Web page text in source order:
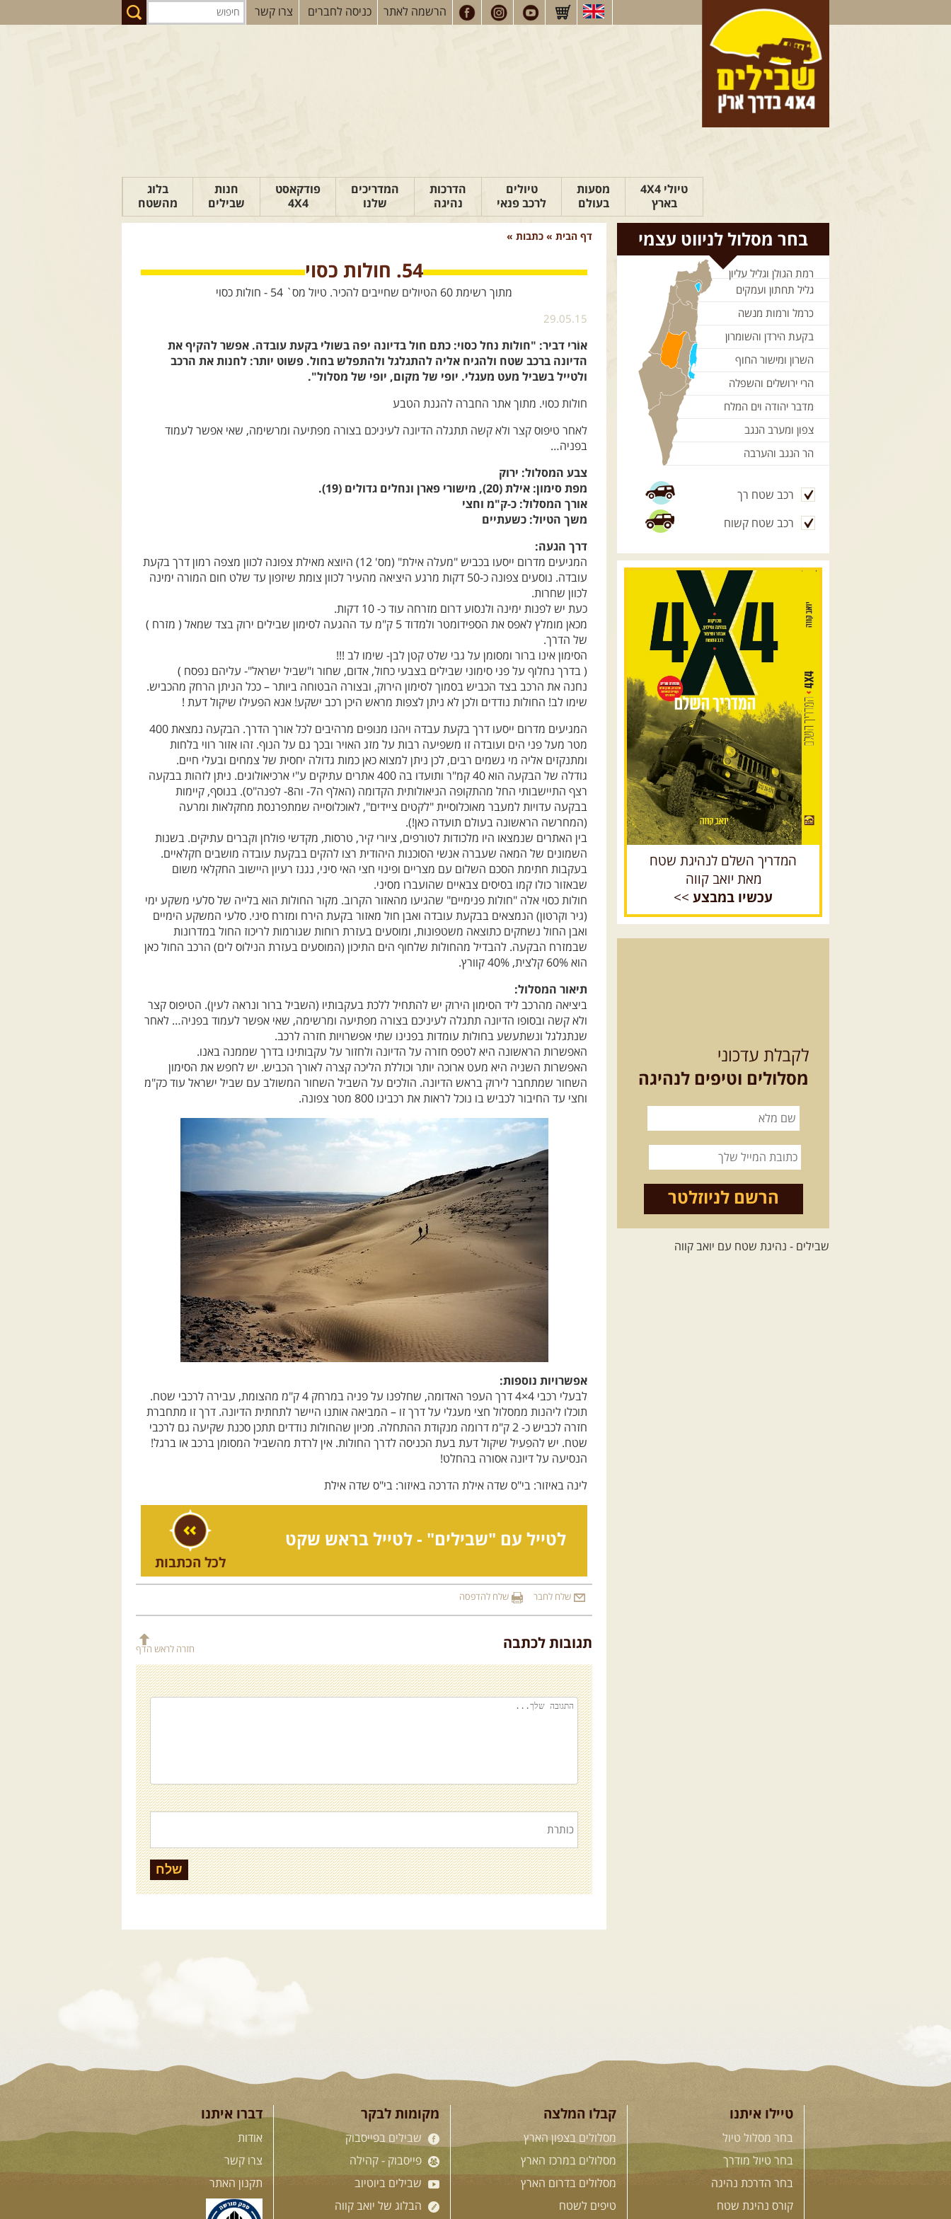
הרשמה לאתר כניסה לחברים צרו קשר
טיולי 4X4
בארץ
מסעות
בעולם
טיולים
לרכב פנאי
הדרכות
נהיגה
המדריכים
שלנו
פודקאסט
4X4
חנות
שבילים
בלוג
מהשטח
טיפים לנהיגה
דף הבית » כתבות »
54. חולות כסוי
מתוך רשימת 60 הטיולים שחייבים להכיר. טיול מס` 54 - חולות כסוי
29.05.15
אוֹרי דביר: "חולות נחל כסוי: כתם חול בדיונה יפה בשולי בקעת עובדה. אפשר להקיף את
הדיונה ברכב שטח ולהגיח אליה להתגלגל ולהתפלש בחול. פשוט יותר: לחנות את הרכב
ולטייל בשביל מעט מעגלי. יופי של מקום, יופי של מסלול".
חולות כסוי. מתוך אתר החברה להגנת הטבע
לאחר טיפוס קצר ולא קשה תתגלה הדיונה לעיניכם בצורה מפתיעה ומרשימה, שאי אפשר לעמוד
בפניה…
צבע המסלול: ירוק
מפת סימון: אילת (20), מישורי פארן ונחלים גדולים (19).
אורך המסלול: כ-ק"מ וחצי
משך הטיול: כשעתיים
דרך הגעה:
המגיעים מדרום ייסעו בכביש "מעלה אילת" (מס' 12) היוצא מאילת צפונה לכוון מצפה רמון דרך בקעת
עובדה. נוסעים צפונה כ-50 דקות מרגע היציאה מהעיר לכוון צומת שיזפון עד שלט חום המורה ימינה
לכוון שחרות.
כעת יש לפנות ימינה ולנסוע דרום מזרחה עוד כ- 10 דקות.
מכאן מומלץ לאפס את הספידומטר ולמדוד 5 ק"מ עד ההגעה לסימון שבילים ירוק בצד שמאל ( מזרח )
של הדרך.
הסימון אינו ברור ומסומן על גבי שלט קטן לבן- שימו לב !!!
( בדרך נחלוף על פני סימוני שבילים בצבעי כחול, אדום, שחור ו"שביל ישראל"- עליהם נפסח )
נחנה את הרכב בצד הכביש בסמוך לסימון הירוק, ובצורה הבטוחה ביותר – ככל הניתן הרחק מהכביש.
שימו לב! החולות נודדים ולכן לא ניתן לצפות מראש היכן רכב ישקע! אנא הפעילו שיקול דעת !
המגיעים מדרום ייסעו דרך בקעת עבדה ויהנו מנופים מרהיבים לכל אורך הדרך. הבקעה נמצאת 400
מטר מעל פני הים ועובדה זו משפיעה רבות על מזג האויר ובכך גם על הנוף. זהו אזור רווי בלחות
ומתנקזים אליה מי גשמים רבים, לכן ניתן למצוא כאן כמות גדולה יחסית של צמחים ובעלי חיים.
גודלה של הבקעה הוא 40 קמ"ר ותועדו בה 400 אתרים עתיקים ע"י ארכיאולוגים. ניתן לזהות בבקעה
רצף התיישבותי החל מהתקופה הניאולותית הקדומה (האלף ה7- וה8- לפנה"ס). בנוסף, קיימות
בבקעה עדויות למעבר מאוכלוסיית "לקטים ציידים", לאוכלוסייה שמתפרנסת מחקלאות ומרעה
(המחרשה הראשונה בעולם תועדה כאן!).
בין האתרים שנמצאו היו מלכודות לטורפים, ציורי קיר, טרסות, מקדשי פולחן וקברים עתיקים. בשנות
השמונים של המאה שעברה אנשי הסוכנות היהודית רצו להקים בבקעת עובדה מושבים חקלאיים.
בעקבות חתימת הסכם השלום עם מצריים ופינוי חצי האי סיני, נגנז רעיון היישוב החקלאי משום
שבאזור כולו קמו בסיסים צבאיים שהועברו מסיני.
חולות כסוי אלה "חולות פנימיים" שהגיעו מהאזור הקרוב. מקור החולות הוא בלייה של סלעי משקע ימי
(גיר וקרטון) הנמצאים בבקעת עובדה ואבן חול מאזור בקעת הירח ומזרח סיני. סלעי המשקע הימיים
ואבן החול נשחקים כתוצאה משטפונות, ומוסעים בעזרת רוחות שגורמות לריכוז החול במדרונות
שבמזרח הבקעה. להבדיל מהחולות שלחוף הים התיכון (המוסעים בעזרת הנילוס לים) הרכב החול כאן
הוא 60% קלצית, 40% קוורץ.
תיאור המסלול:
ביציאה מהרכב ליד הסימון הירוק יש להתחיל ללכת בעקבותיו (השביל ברור ונראה לעין). הטיפוס קצר
ולא קשה ובסופו הדיונה תתגלה לעיניכם בצורה מפתיעה ומרשימה, שאי אפשר לעמוד בפניה… לאחר
שנתגלגל ונשתעשע בחולות עומדות בפנינו שתי אפשרויות חזרה לרכב.
האפשרות הראשונה היא לטפס חזרה על הדיונה ולחזור על עקבותינו בדרך שממנה באנו.
האפשרות השניה היא מעט ארוכה יותר וכוללת הליכה קצרה לאורך הכביש. יש לחפש את הסימון
השחור שמתחבר לירוק בראש הדיונה. הולכים על השביל השחור המשולב עם שביל ישראל עוד כק"מ
וחצי עד החיבור לכביש בו נוכל לראות את רכבינו 800 מטר צפונה.
אפשרויות נוספות:
לבעלי רכבי 4×4 דרך העפר האדומה, שחלפנו על פניה במרחק 4 ק"מ מהצומת, עבירה לרכבי שטח.
תוכלו ליהנות ממסלול חצי מעגלי על דרך זו – המביאה אותנו היישר לתחתית הדיונה. דרך זו מתחברת
חזרה לכביש כ- 2 ק"מ דרומה מנקודת ההתחלה. מכיון שהחולות נודדים תתכן סכנת שקיעה גם לרכבי
שטח. יש להפעיל שיקול דעת בעת הכניסה לדרך החולות. אין לרדת מהשביל המסומן ברכב או ברגל!
הנסיעה על דיונה אסורה בהחלט!
לינה באיזור: בי"ס שדה אילת הדרכה באיזור: בי"ס שדה אילת
לטייל עם "שבילים" - לטייל בראש שקט
לכל הכתבות
שלח לחבר שלח להדפסה
תגובות לכתבה חזרה לראש הדף
בחר מסלול לניווט עצמי
רמת הגולן וגליל עליון
גליל תחתון ועמקים
כרמל ורמות מנשה
בקעת הירדן והשומרון
השרון ומישור החוף
הרי ירושלים והשפלה
מדבר יהודה וים המלח
צפון ומערב הנגב
הר הנגב והערבה
רכב שטח רך
רכב שטח קשוח
המדריך השלם לנהיגת שטח
מאת יואב קווה
עכשיו במבצע >>
לקבלת עדכוני
מסלולים וטיפים לנהיגה
הרשם לניוזלטר
טיילו איתנו
בחר מסלול טיול
בחר טיול מודרך
בחר הדרכת נהיגה
קורס נהיגת שטח
קבלו המלצה
מסלולים בצפון הארץ
מסלולים במרכז הארץ
מסלולים בדרום הארץ
טיפים לשטח
מקומות לבקר
שבילים בפייסבוק
פייסבוק - קהילה
שבילים ביוטיוב
הבלוג של יואב קווה
דברו איתנו
אודות
צרו קשר
תקנון האתר